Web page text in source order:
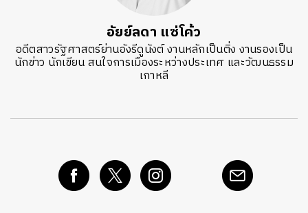
อัยย์ลดา แซ่โค้ว
อดีตสาวรัฐศาสตร์ย่านอังรีดูนังต์ งานหลักเป็นติ่ง งานรองเป็น
นักข่าว นักเขียน สนใจการเมืองระหว่างประเทศ และวัฒนธรรม
เกาหลี